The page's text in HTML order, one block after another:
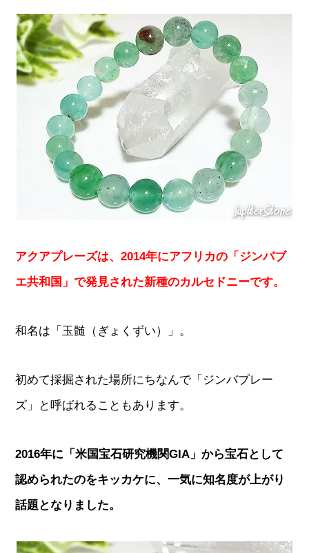
アクアプレーズは、2014年にアフリカの「ジンバブ
エ共和国」で発見された新種のカルセドニーです。
和名は「玉髄（ぎょくずい）」。
初めて採掘された場所にちなんで「ジンバプレー
ズ」と呼ばれることもあります。
2016年に「米国宝石研究機関GIA」から宝石として
認められたのをキッカケに、一気に知名度が上がり
話題となりました。